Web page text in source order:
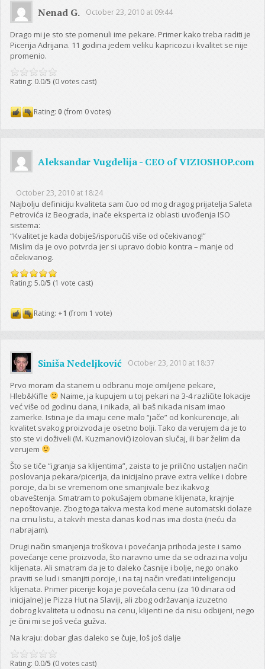
Nenad G. October 23, 2010 at 09:44
Drago mi je sto ste pomenuli ime pekare. Primer kako treba raditi je
Picerija Adrijana. 11 godina jedem veliku kapricozu i kvalitet se nije
promenio.
Rating: 0.0/5 (0 votes cast)
Rating:0 (from 0 votes)
Aleksandar Vugdelija - CEO of VIZIOSHOP.com
October 23, 2010 at 18:24
Najbolju definiciju kvaliteta sam čuo od mog dragog prijatelja Saleta
Petrovića iz Beograda, inače eksperta iz oblasti uvođenja ISO
sistema:
“Kvalitet je kada dobiješ/isporučiš više od očekivanog!”
Mislim da je ovo potvrda jer si upravo dobio kontra – manje od
očekivanog.
Rating: 5.0/5 (1 vote cast)
Rating: +1 (from 1 vote)
Siniša Nedeljković October 23, 2010 at 18:37
Prvo moram da stanem u odbranu moje omiljene pekare,
Hleb&Kifle
Naime, ja kupujem u toj pekari na 3-4 različite lokacije
već više od godinu dana, i nikada, ali baš nikada nisam imao
zamerke. Istina je da imaju cene malo “jače” od konkurencije, ali
kvalitet svakog proizvoda je osetno bolji. Tako da verujem da je to
sto ste vi doživeli (M. Kuzmanović) izolovan slučaj, ili bar želim da
verujem
Što se tiče “igranja sa klijentima”, zaista to je prilično ustaljen način
poslovanja pekara/picerija, da inicijalno prave extra velike i dobre
porcije, da bi se vremenom one smanjivale bez ikakvog
obaveštenja. Smatram to pokušajem obmane klijenata, krajnje
nepoštovanje. Zbog toga takva mesta kod mene automatski dolaze
na crnu listu, a takvih mesta danas kod nas ima dosta (neću da
nabrajam).
Drugi način smanjenja troškova i povećanja prihoda jeste i samo
povećanje cene proizvoda, što naravno ume da se odrazi na volju
klijenata. Ali smatram da je to daleko časnije i bolje, nego onako
praviti se lud i smanjiti porcije, i na taj način vređati inteligenciju
klijenata. Primer picerije koja je povećala cenu (za 10 dinara od
inicijalne) je Pizza Hut na Slaviji, ali zbog održavanja izuzetno
dobrog kvaliteta u odnosu na cenu, klijenti ne da nisu odbijeni, nego
je čini mi se još veća gužva.
Na kraju: dobar glas daleko se čuje, loš još dalje
Rating: 0.0/5 (0 votes cast)